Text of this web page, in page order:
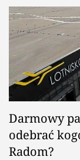
Darmowy
odebrać
Radom?